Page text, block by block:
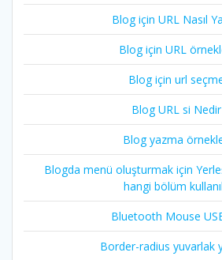
Blog için URL Nasıl
Blog için URL
Blog için url
Blog URL si Nedir
Blog yazma
Blogda menü oluşturmak için
hangi bölüm
Bluetooth Mouse
Border-radius yuvarlak